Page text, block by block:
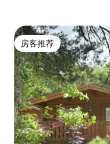
房客推荐
房客推荐